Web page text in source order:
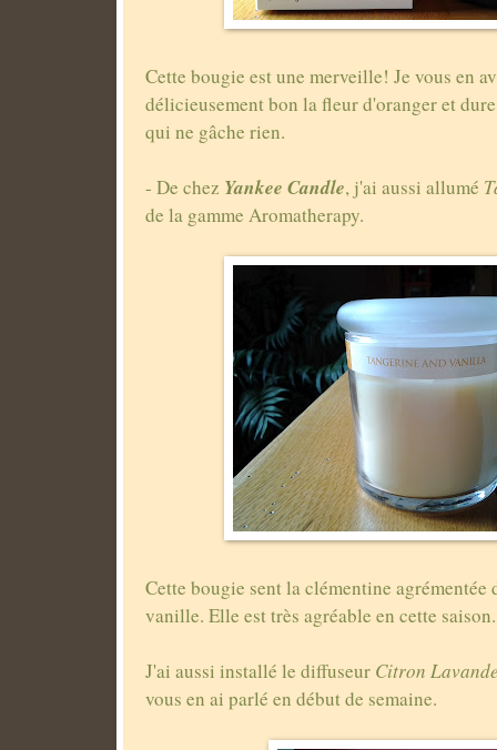
Cette bougie est une merveille! Je vous en
délicieusement bon la fleur d'oranger et
qui ne gâche rien.
- De chez Yankee Candle, j'ai aussi allumé
de la gamme Aromatherapy.
Cette bougie sent la clémentine agrémentée
vanille. Elle est très agréable en cette saison.
J'ai aussi installé le diffuseur Citron
vous en ai parlé en début de semaine.